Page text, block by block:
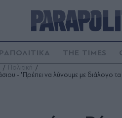
THE TIMES
Πολιτική
- "Πρέπει να λύνουμε με διάλογο